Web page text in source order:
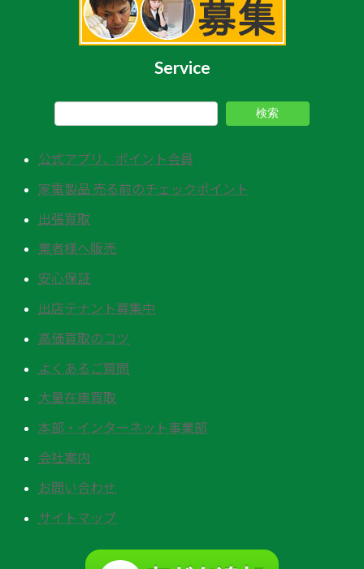
Service
検索
公式アプリ、ポイント会員
家電製品 売る前のチェックポイント
出張買取
業者様へ販売
安心保証
出店テナント募集中
高価買取のコツ
よくあるご質問
大量在庫買取
本部・インターネット事業部
会社案内
お問い合わせ
サイトマップ